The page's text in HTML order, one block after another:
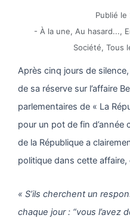
Publié le
- À la une, Au hasard...,
Société, Tous
Après cinq jours de
de sa réserve sur l’affaire
parlementaires de « La
pour un pot de fin d’année
de la République a
politique dans cette affaire,
« S’ils cherchent un
chaque jour : “vous l’avez